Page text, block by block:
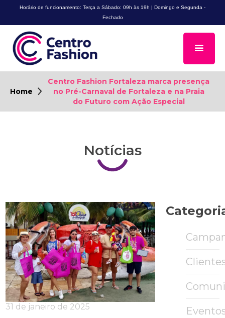
Horário de funcionamento: Terça a Sábado: 09h às 19h | Domingo e Segunda -
Fechado
Home
Centro Fashion Fortaleza marca presença
no Pré-Carnaval de Fortaleza e na Praia
do Futuro com Ação Especial
Notícias
31 de janeiro de 2025